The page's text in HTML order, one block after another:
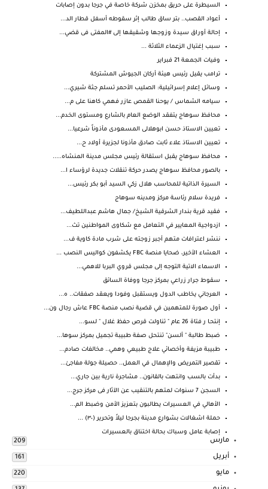
السيطرة على حريق بمخزن شركة خاصة في جرجا بدون إصابات
أعواد القصب.. بتر ساق طالب إثر سقوطه أسفل قطار الد...
إحالة أوراق سيدة وزوجها وشقيقها إلى #المفتى فى قضي...
سبب إغتيال الزعماء الثلاثة ...
وفيات الجمعة 21 فبراير
ترامب يقيل رئيس هيئة أركان الجيوش المشتركة
وسائل إعلام إسرائيلية: الصليب الأحمر تسلم جثة شيري...
سيامه الشماس / يوحنا القمص عازر فهمي كاهنا على م...
محافظ سوهاج يتفقد الوضع العام بالشارع ومستوى الخدم...
تعيين الاستاذ حسن ابوهلالى المسعودى مأذوناً شرعيا...
تعيين الاستاذ علاء ثابت صادق مأذونا لجزيرة أولاد ح...
محافظ سوهاج يقبل استقالة رئيس مجلس مدينة المنشاه.....
بالصور محافظ سوهاج يصدر حركة تنقلات جديدة لرؤساء ا...
السيرة الذاتية للمحاسب هلال زكي السيد أبو بكر رئيس...
فريدة سلام رئاسة مركز ومدينه سوهاج
فقيد قرية بندار الشرقية الشيخ/ جمال هاشم عبداللطيف...
ازدواجية المعايير في التعامل مع شكاوى المواطنين تث...
ننشر اعترافات متهم أجبر زوجته على شرب مادة كاوية ف...
العشاء الأخير، ضحايا منصة FBC يكشفون كواليس النصب ...
الاسماء الاتية التوجه إلى مجلس قروي البربا للاهمي...
سقوط جرار زراعي بمركز جرجا ووفاة السائق
العرجاني يخاطب الدول ويستقبل وفودا ويعقد صفقات.. ه...
أول صورة للمتهمين في قضية نصب منصة FBC عاش رجال ون...
إنتحـا ر فتاة 26 عام " تناولت قرص حفظ غلال " لسو...
ضبط طالبة " ألسن" تنتحل صفة طبيبة تجميل بمركز سوها...
طبيبة مزيفة وأخصائي علاج طبيعي وهمي.. مخالفات صادم...
تقصير التمريض والإهمال في العمل.. حصيلة جولة مفاجئ...
بدأت بالسب وانتهت بالقانون.. مشاجرة نارية بين جاري...
السجن 7 سنوات لمتهم بالتنقيب عن الآثار فى مركز جرج...
الأهالي في العسيرات يطالبون بتعزيز الأمن وضبط الم...
حملة اشغالات بشوارع مدينة بجرجا ليلاً وتحرير (٣٠) ...
إصابة عامل وسباك بحالة اختناق بالعسيرات
مارس 209
أبريل 161
مايو 220